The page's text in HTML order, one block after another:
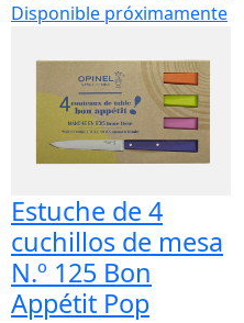
Disponible próximamente
Estuche de 4
cuchillos de mesa
N.º 125 Bon
Appétit Pop